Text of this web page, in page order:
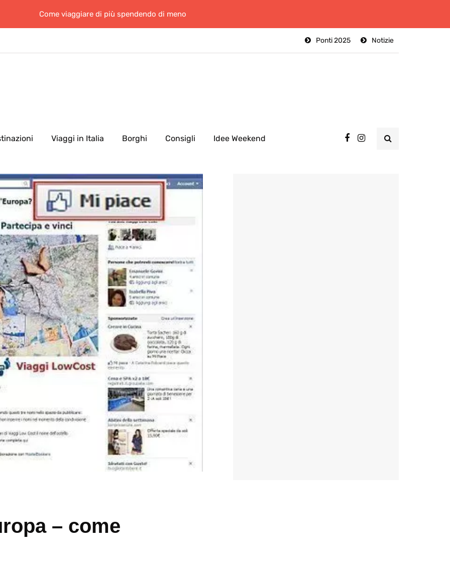
Come viaggiare di più spendendo di meno
Notizie
Ponti 2025
Viaggi in Italia Borghi Consigli Idee Weekend
– come